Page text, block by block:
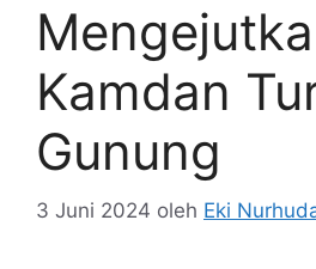
Kamdan
Gunung
3 Juni 2024 oleh Eki